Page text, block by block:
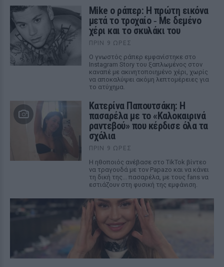
Mike ο ράπερ: Η πρώτη εικόνα
μετά το τροχαίο ‑ Με δεμένο
χέρι και το σκυλάκι του
ΠΡΙΝ 9 ΏΡΕΣ
Ο γνωστός ράπερ εμφανίστηκε στο
Instagram Story του ξαπλωμένος στον
καναπέ με ακινητοποιημένο χέρι, χωρίς
να αποκαλύψει ακόμη λεπτομέρειες για
το ατύχημα.
Κατερίνα Παπουτσάκη: Η
πασαρέλα με το «Καλοκαιρινά
ραντεβού» που κέρδισε όλα τα
σχόλια
ΠΡΙΝ 9 ΏΡΕΣ
Η ηθοποιός ανέβασε στο TikTok βίντεο
να τραγουδά με τον Papazo και να κάνει
τη δική της... πασαρέλα, με τους fans να
εστιάζουν στη φυσική της εμφάνιση.